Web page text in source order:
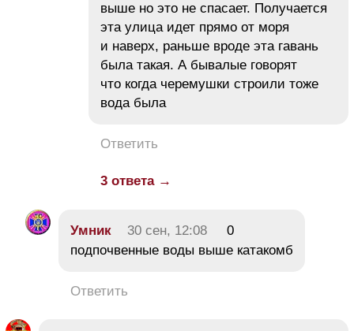
выше но это не спасает. Получается
эта улица идет прямо от моря
и наверх, раньше вроде эта гавань
была такая. А бывалые говорят
что когда черемушки строили тоже
вода была
Ответить
3 ответа →
Умник 30 сен, 12:08
0
подпочвенные воды выше катакомб
Ответить